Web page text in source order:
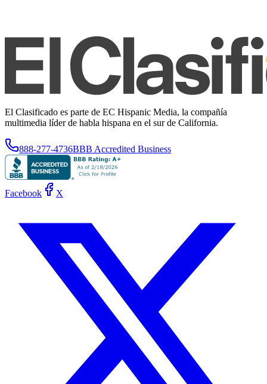
El Clasificado es parte de EC Hispanic Media, la compañía
multimedia líder de habla hispana en el sur de California.
888-277-4736BBB Accredited Business
Facebook X